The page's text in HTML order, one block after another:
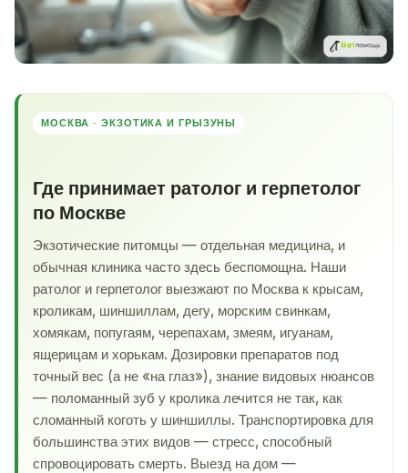
МОСКВА · ЭКЗОТИКА И ГРЫЗУНЫ
Где принимает ратолог и герпетолог
по Москве
Экзотические питомцы — отдельная медицина, и
обычная клиника часто здесь беспомощна. Наши
ратолог и герпетолог выезжают по Москва к крысам,
кроликам, шиншиллам, дегу, морским свинкам,
хомякам, попугаям, черепахам, змеям, игуанам,
ящерицам и хорькам. Дозировки препаратов под
точный вес (а не «на глаз»), знание видовых нюансов
— поломанный зуб у кролика лечится не так, как
сломанный коготь у шиншиллы. Транспортировка для
большинства этих видов — стресс, способный
спровоцировать смерть. Выезд на дом —